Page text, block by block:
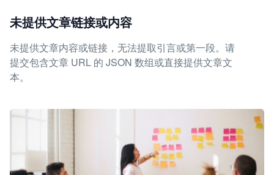
未提供文章链接或内容
未提供文章内容或链接，无法提取引言或第一段。请
提交包含文章 URL 的 JSON 数组或直接提供文章文
本。